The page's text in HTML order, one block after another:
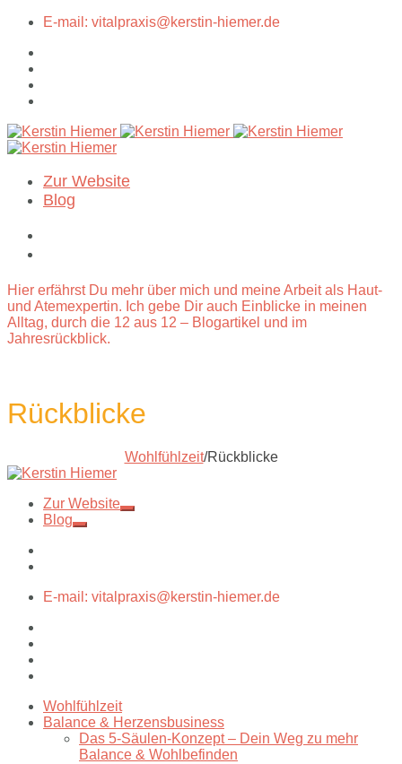
E-mail: vitalpraxis@kerstin-hiemer.de
Zur Website
Blog
Hier erfährst Du mehr über mich und meine Arbeit als Haut-
und Atemexpertin. Ich gebe Dir auch Einblicke in meinen
Alltag, durch die 12 aus 12 – Blogartikel und im
Jahresrückblick.
Rückblicke
Wohlfühlzeit/Rückblicke
Zur Website
Blog
E-mail: vitalpraxis@kerstin-hiemer.de
Wohlfühlzeit
Balance & Herzensbusiness
Das 5-Säulen-Konzept – Dein Weg zu mehr
Balance & Wohlbefinden